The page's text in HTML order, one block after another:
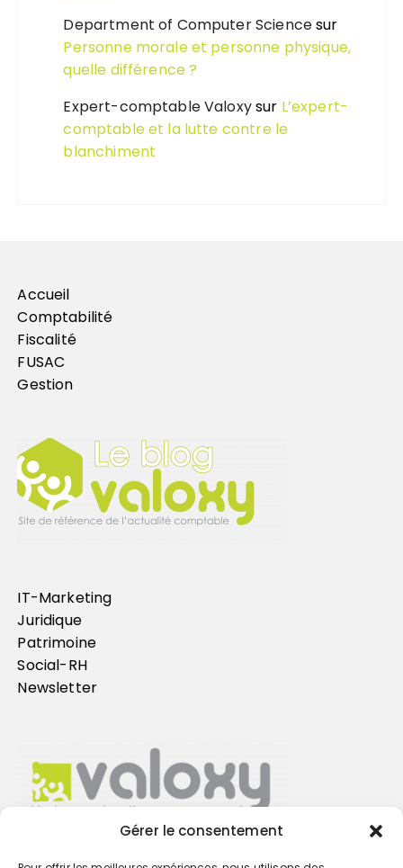
Gérer le consentement
Department of Computer Sciencesur
Personne morale et personne physique,
quelle différence ?
Expert-comptable Valoxysur L’expert-
comptable et la lutte contre le
blanchiment
Accueil
Comptabilité
Fiscalité
FUSAC
Gestion
IT-Marketing
Juridique
Patrimoine
Social-RH
Newsletter